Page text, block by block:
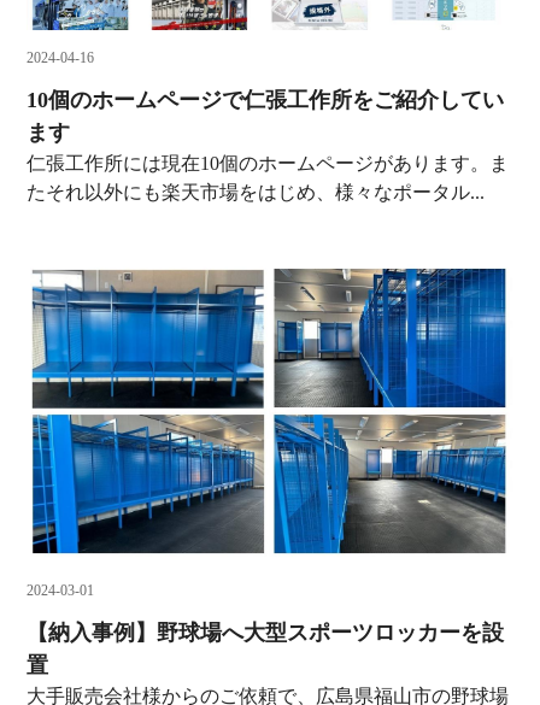
2024-04-16
10個のホームページで仁張工作所をご紹介してい
ます
仁張工作所には現在10個のホームページがあります。ま
たそれ以外にも楽天市場をはじめ、様々なポータル...
2024-03-01
【納入事例】野球場へ大型スポーツロッカーを設
置
大手販売会社様からのご依頼で、広島県福山市の野球場